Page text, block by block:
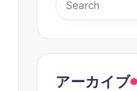
アーカイブ